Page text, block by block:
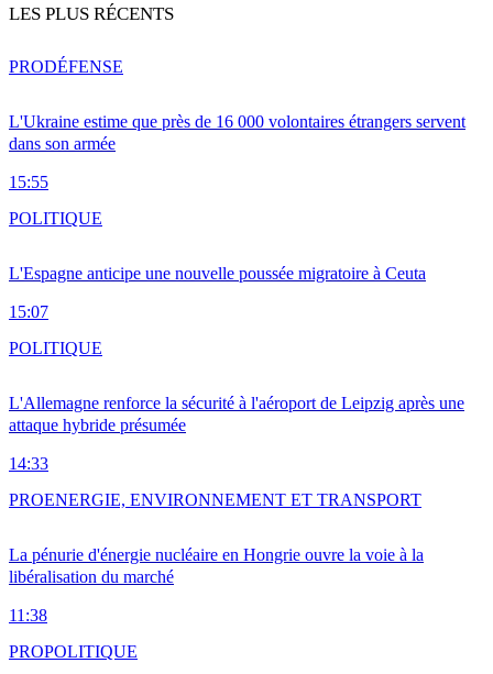
LES PLUS RÉCENTS
L'Ukraine estime que près de 16 000 volontaires étrangers servent
dans son armée
15:55
PRODÉFENSE
L'Espagne anticipe une nouvelle poussée migratoire à Ceuta
15:07
POLITIQUE
L'Allemagne renforce la sécurité à l'aéroport de Leipzig après une
attaque hybride présumée
14:33
POLITIQUE
La pénurie d'énergie nucléaire en Hongrie ouvre la voie à la
libéralisation du marché
11:38
PROENERGIE, ENVIRONNEMENT ET TRANSPORT
PROPOLITIQUE